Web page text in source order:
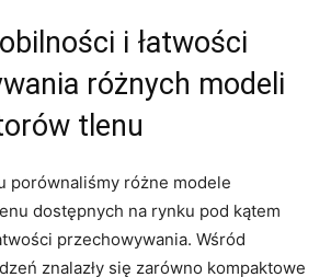
i łatwości
różnych modeli
tlenu
porównaliśmy różne modele
dostępnych na rynku pod kątem
przechowywania. Wśród
znalazły się zarówno kompaktowe